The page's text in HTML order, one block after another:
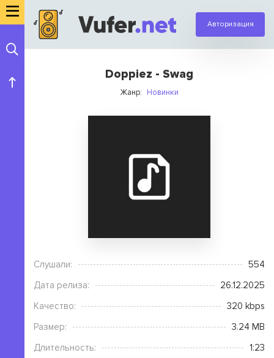
Авторизация
Doppiez - Swag
Жанр: Новинки
Слушали:
554
Дата релиза:
26.12.2025
Качество:
320 kbps
Размер:
3.24 MB
Длительность:
1:23